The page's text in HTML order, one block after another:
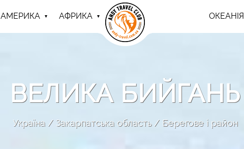
АМЕРИКА АФРИКА ОКЕАНІЯ
ВЕЛИКА БИЙГАНЬ
Україна Закарпатська область Берегове і район